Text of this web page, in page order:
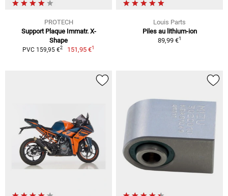
PROTECH
Support Plaque Immatr. X-
Shape
PVC 159,95 €2 151,95 €1
Louis Parts
Piles au lithium-ion
89,99 €1